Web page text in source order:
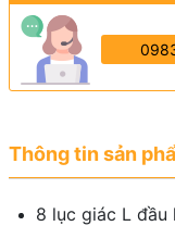
Thông tin sản
8 lục giác L đầu